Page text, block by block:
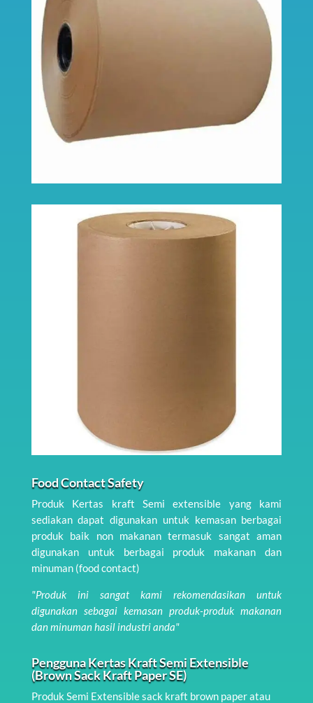
Food Contact Safety
Produk Kertas kraft Semi extensible yang kami
sediakan dapat digunakan untuk kemasan berbagai
produk baik non makanan termasuk sangat aman
digunakan untuk berbagai produk makanan dan
minuman (food contact)
"Produk ini sangat kami rekomendasikan untuk
digunakan sebagai kemasan produk-produk makanan
dan minuman hasil industri anda"
Pengguna Kertas Kraft Semi Extensible
(Brown Sack Kraft Paper SE)
Produk Semi Extensible sack kraft brown paper atau